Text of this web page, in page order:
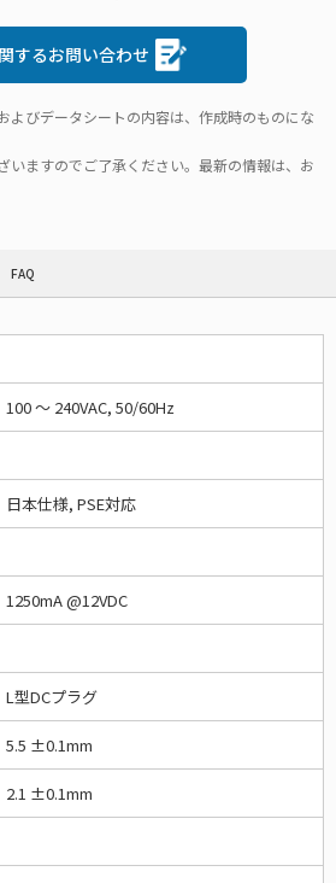
するお問い合わせ
よびデータシートの内容は、作成時のものにな
いますのでご了承ください。最新の情報は、お
FAQ
100 ～ 240VAC, 50/60Hz
日本仕様, PSE対応
1250mA @12VDC
L型DCプラグ
5.5 ±0.1mm
2.1 ±0.1mm